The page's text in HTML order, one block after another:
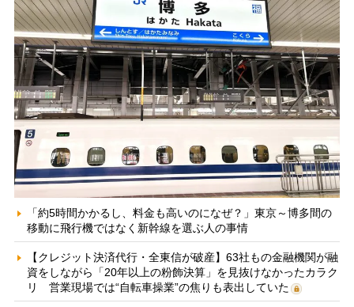
「約5時間かかるし、料金も高いのになぜ？」東京～博多間の
移動に飛行機ではなく新幹線を選ぶ人の事情
【クレジット決済代行・全東信が破産】63社もの金融機関が融
資をしながら「20年以上の粉飾決算」を見抜けなかったカラク
リ 営業現場では“自転車操業”の焦りも表出していた